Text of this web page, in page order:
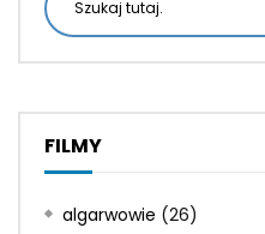
FILMY
algarwowie (26)